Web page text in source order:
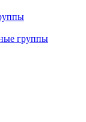
группы